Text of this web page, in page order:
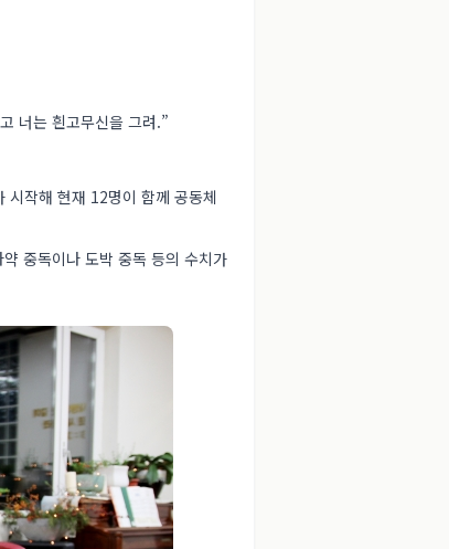
너는 흰고무신을 그려.”
시작해 현재 12명이 함께 공동체
중독이나 도박 중독 등의 수치가